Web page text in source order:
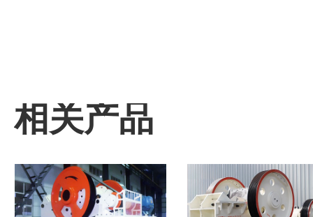
相关产品